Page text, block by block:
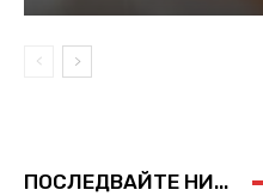
ПОСЛЕДВАЙТЕ НИ...